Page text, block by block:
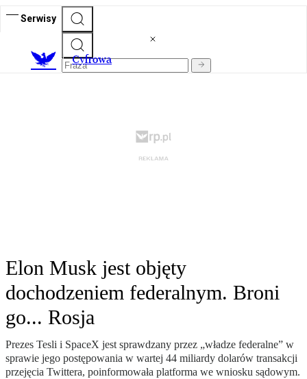
Serwisy
Cyfrowa
Elon Musk jest objęty
dochodzeniem federalnym. Broni
go... Rosja
Prezes Tesli i SpaceX jest sprawdzany przez „władze federalne” w
sprawie jego postępowania w wartej 44 miliardy dolarów transakcji
przejęcia Twittera, poinformowała platforma we wniosku sądowym.